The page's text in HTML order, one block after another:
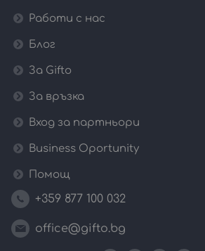
Работи с нас
Блог
За Gifto
За връзка
Вход за партньори
Business Oportunity
Помощ
+359 877 100 032
office@gifto.bg